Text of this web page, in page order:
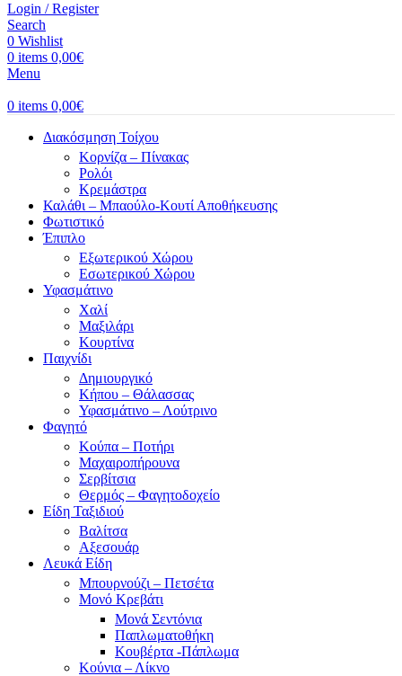
Login / Register
Search
0 Wishlist
0 items 0,00€
Menu
0 items 0,00€
Διακόσμηση Τοίχου
Κορνίζα – Πίνακας
Ρολόι
Κρεμάστρα
Καλάθι – Μπαούλο-Κουτί Αποθήκευσης
Φωτιστικό
Έπιπλο
Εξωτερικού Χώρου
Εσωτερικού Χώρου
Υφασμάτινο
Χαλί
Μαξιλάρι
Κουρτίνα
Παιχνίδι
Δημιουργικό
Κήπου – Θάλασσας
Υφασμάτινο – Λούτρινο
Φαγητό
Κούπα – Ποτήρι
Μαχαιροπήρουνα
Σερβίτσια
Θερμός – Φαγητοδοχείο
Είδη Ταξιδιού
Βαλίτσα
Αξεσουάρ
Λευκά Είδη
Μπουρνούζι – Πετσέτα
Μονό Κρεβάτι
Μονά Σεντόνια
Παπλωματοθήκη
Κουβέρτα -Πάπλωμα
Κούνια – Λίκνο